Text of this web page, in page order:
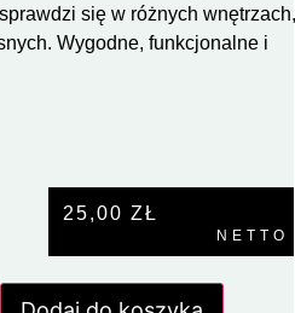
się w różnych
Wygodne, funkcjonalne i
25,00 ZŁ
NETTO